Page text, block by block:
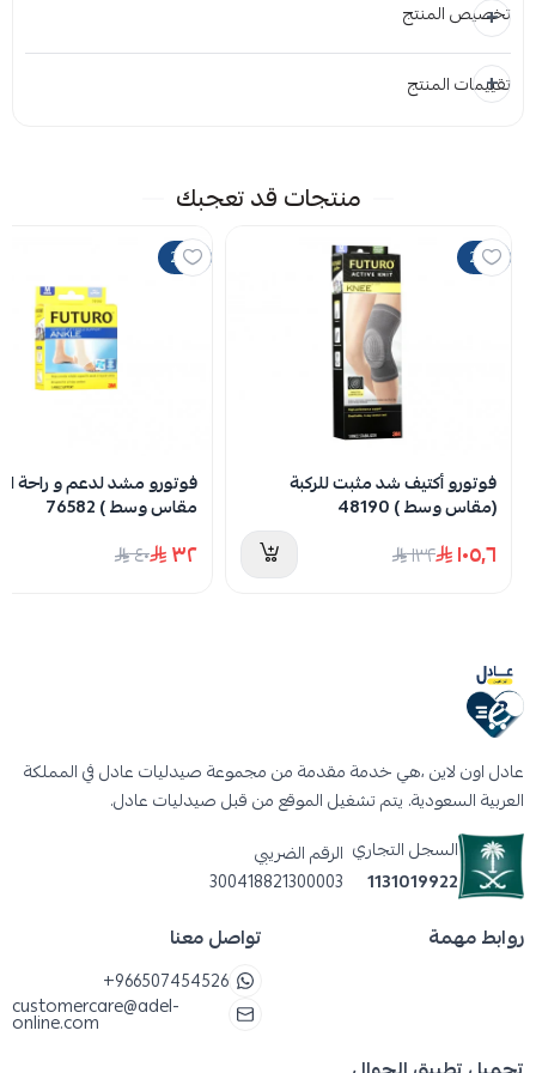
تخصيص المنتج
المرفقات
اسحب و افلت الملف هنا
تقييمات المنتج
لا توجد تقييمات حاليا
منتجات قد تعجبك
20%
فوتورو أكتيف شد مثبت للركبة
(مقاس وسط ) 48190
١٠٥٫٦ ١٣٢
20%
فوتورو مشد لدعم و راحة
مقاس وسط ) 76582
٣٢ ٤٠
عادل اون لاين ،هي خدمة مقدمة من مجموعة صيدليات عادل في المملكة
العربية السعودية. يتم تشغيل الموقع من قبل صيدليات عادل.
السجل التجاري
1131019922
الرقم الضريبي
300418821300003
روابط مهمة تواصل معنا
+966507454526
customercare@adel-
online.com